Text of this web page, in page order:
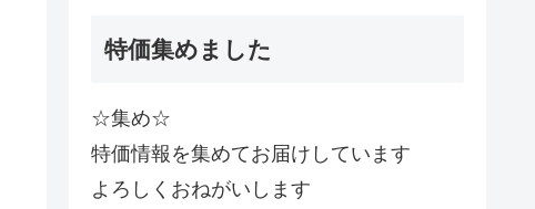
特価集めました
☆集め☆
特価情報を集めてお届けしています
よろしくおねがいします